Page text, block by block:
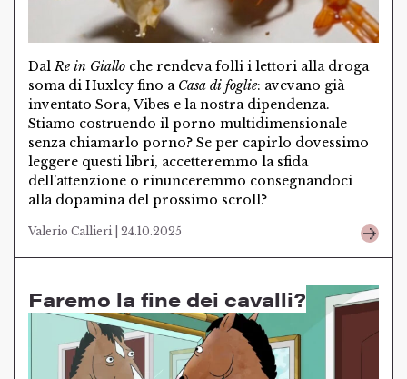
DalRe in Giallo che rendeva folli i lettori alla droga
soma di Huxley fino a Casa di foglie: avevano già
inventato Sora, Vibes e la nostra dipendenza.
Stiamo costruendo il porno multidimensionale
senza chiamarlo porno? Se per capirlo dovessimo
leggere questi libri, accetteremmo la sfida
dell’attenzione o rinunceremmo consegnandoci
alla dopamina del prossimo scroll?
Valerio Callieri | 24.10.2025
Faremo la fine dei cavalli?